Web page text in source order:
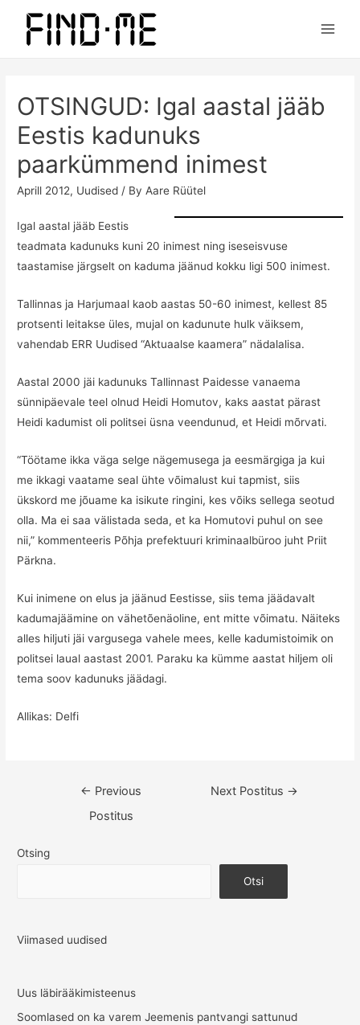
OTSINGUD: Igal aastal jääb
Eestis kadunuks
paarkümmend inimest
Aprill 2012, Uudised / ByAare Rüütel
Igal aastal jääb Eestis
teadmata kadunuks kuni 20 inimest ning iseseisvuse
taastamise järgselt on kaduma jäänud kokku ligi 500 inimest.
Tallinnas ja Harjumaal kaob aastas 50-60 inimest, kellest 85
protsenti leitakse üles, mujal on kadunute hulk väiksem,
vahendab ERR Uudised “Aktuaalse kaamera” nädalalisa.
Aastal 2000 jäi kadunuks Tallinnast Paidesse vanaema
sünnipäevale teel olnud Heidi Homutov, kaks aastat pärast
Heidi kadumist oli politsei üsna veendunud, et Heidi mõrvati.
“Töötame ikka väga selge nägemusega ja eesmärgiga ja kui
me ikkagi vaatame seal ühte võimalust kui tapmist, siis
ükskord me jõuame ka isikute ringini, kes võiks sellega seotud
olla. Ma ei saa välistada seda, et ka Homutovi puhul on see
nii,” kommenteeris Põhja prefektuuri kriminaalbüroo juht Priit
Pärkna.
Kui inimene on elus ja jäänud Eestisse, siis tema jäädavalt
kadumajäämine on vähetõenäoline, ent mitte võimatu. Näiteks
alles hiljuti jäi vargusega vahele mees, kelle kadumistoimik on
politsei laual aastast 2001. Paraku ka kümme aastat hiljem oli
tema soov kadunuks jäädagi.
Allikas: Delfi
Navigeerimine
← Previous
Postitus
Next Postitus →
Otsing
Otsi
Viimased uudised
Uus läbirääkimisteenus
Soomlased on ka varem Jeemenis pantvangi sattunud